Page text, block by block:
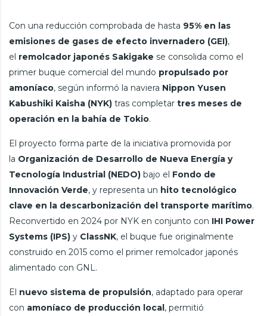
Con una reducción comprobada de hasta 95% en las
emisiones de gases de efecto invernadero (GEI),
el remolcador japonés Sakigake se consolida como el
primer buque comercial del mundo propulsado por
amoníaco, según informó la naviera Nippon Yusen
Kabushiki Kaisha (NYK) tras completar tres meses de
operación en la bahía de Tokio.
El proyecto forma parte de la iniciativa promovida por
la Organización de Desarrollo de Nueva Energía y
Tecnología Industrial (NEDO) bajo el Fondo de
Innovación Verde, y representa un hito tecnológico
clave en la descarbonización del transporte marítimo.
Reconvertido en 2024 por NYK en conjunto con IHI Power
Systems (IPS) y ClassNK, el buque fue originalmente
construido en 2015 como el primer remolcador japonés
alimentado con GNL.
El nuevo sistema de propulsión, adaptado para operar
con amoníaco de producción local, permitió